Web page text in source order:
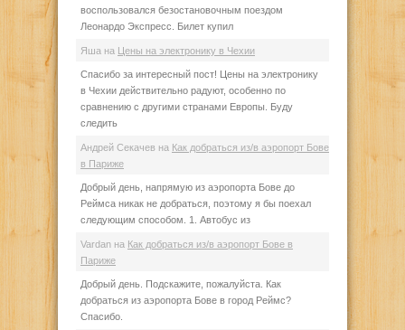
воспользовался безостановочным поездом
Леонардо Экспресс. Билет купил
Яша на Цены на электронику в Чехии
Спасибо за интересный пост! Цены на электронику
в Чехии действительно радуют, особенно по
сравнению с другими странами Европы. Буду
следить
Андрей Секачев на Как добраться из/в аэропорт Бове
в Париже
Добрый день, напрямую из аэропорта Бове до
Реймса никак не добраться, поэтому я бы поехал
следующим способом. 1. Автобус из
Vardan на Как добраться из/в аэропорт Бове в
Париже
Добрый день. Подскажите, пожалуйста. Как
добраться из аэропорта Бове в город Реймс?
Спасибо.